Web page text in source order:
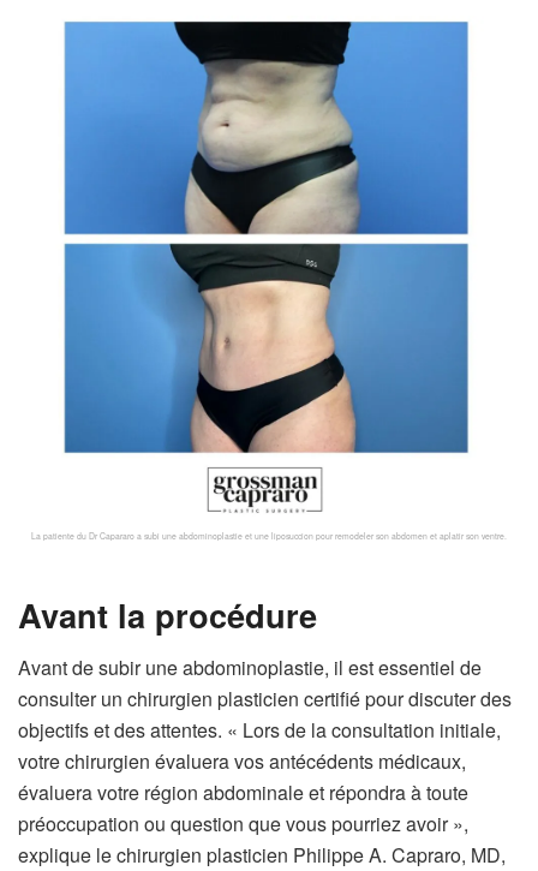
La patiente du Dr Capararo a subi une abdominoplastie et une liposuccion pour remodeler son abdomen et aplatir son ventre.
Avant la procédure
Avant de subir une abdominoplastie, il est essentiel de
consulter un chirurgien plasticien certifié pour discuter des
objectifs et des attentes. « Lors de la consultation initiale,
votre chirurgien évaluera vos antécédents médicaux,
évaluera votre région abdominale et répondra à toute
préoccupation ou question que vous pourriez avoir »,
explique le chirurgien plasticien Philippe A. Capraro, MD,